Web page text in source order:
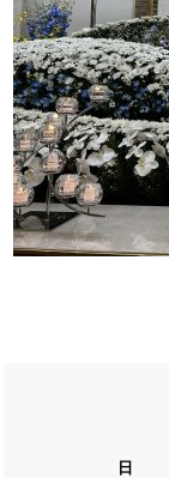
日